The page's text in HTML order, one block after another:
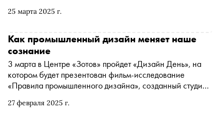
25 марта 2025 г.
27 февраля 2025 г.
Как промышленный дизайн меняет наше
сознание
3 марта в Центре «Зотов» пройдет «Дизайн День», на
котором будет презентован фильм-исследование
«Правила промышленного дизайна», созданный студией
экспертами. Этот сектор становится важнейшим